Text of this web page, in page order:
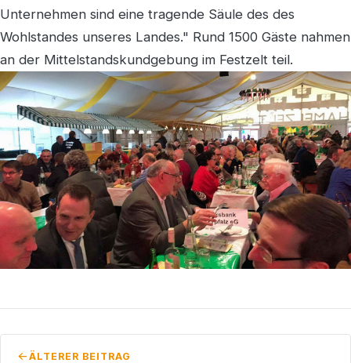
Unternehmen sind eine tragende Säule des des
Wohlstandes unseres Landes." Rund 1500 Gäste nahmen
an der Mittelstandskundgebung im Festzelt teil.
ÄLTERER BEITRAG